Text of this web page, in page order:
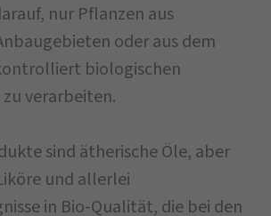
nur Pflanzen aus
oder aus dem
biologischen
verarbeiten.
sind ätherische Öle, aber
und allerlei
in Bio-Qualität, die bei den